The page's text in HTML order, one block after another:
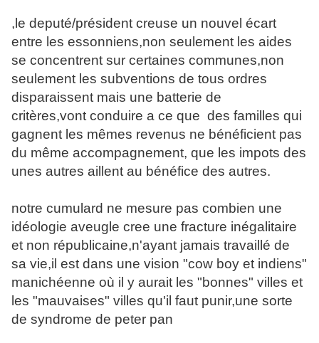
,le deputé/président creuse un nouvel écart
entre les essonniens,non seulement les aides
se concentrent sur certaines communes,non
seulement les subventions de tous ordres
disparaissent mais une batterie de
critères,vont conduire a ce que des familles qui
gagnent les mêmes revenus ne bénéficient pas
du même accompagnement, que les impots des
unes autres aillent au bénéfice des autres.
notre cumulard ne mesure pas combien une
idéologie aveugle cree une fracture inégalitaire
et non républicaine,n'ayant jamais travaillé de
sa vie,il est dans une vision "cow boy et indiens"
manichéenne où il y aurait les "bonnes" villes et
les "mauvaises" villes qu'il faut punir,une sorte
de syndrome de peter pan